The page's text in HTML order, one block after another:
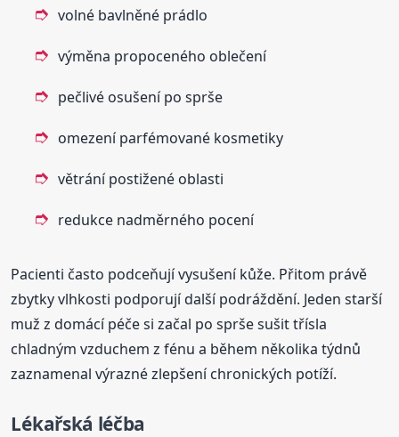
volné bavlněné prádlo
výměna propoceného oblečení
pečlivé osušení po sprše
omezení parfémované kosmetiky
větrání postižené oblasti
redukce nadměrného pocení
Pacienti často podceňují vysušení kůže. Přitom právě
zbytky vlhkosti podporují další podráždění. Jeden starší
muž z domácí péče si začal po sprše sušit třísla
chladným vzduchem z fénu a během několika týdnů
zaznamenal výrazné zlepšení chronických potíží.
Lékařská léčba